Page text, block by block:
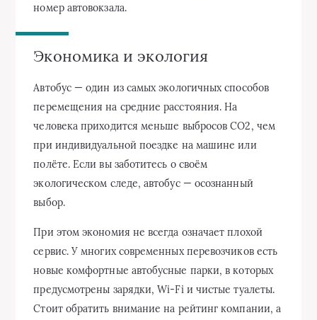
номер автовокзала.
Экономика и экология
Автобус — один из самых экологичных способов
перемещения на средние расстояния. На
человека приходится меньше выбросов CO2, чем
при индивидуальной поездке на машине или
полёте. Если вы заботитесь о своём
экологическом следе, автобус — осознанный
выбор.
При этом экономия не всегда означает плохой
сервис. У многих современных перевозчиков есть
новые комфортные автобусные парки, в которых
предусмотрены зарядки, Wi‑Fi и чистые туалеты.
Стоит обратить внимание на рейтинг компании, а